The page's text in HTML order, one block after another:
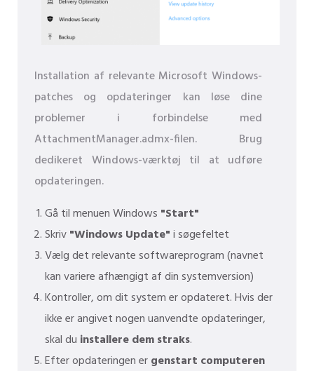
Installation af relevante Microsoft Windows-
patches og opdateringer kan løse dine
problemer i forbindelse med
AttachmentManager.admx-filen. Brug
dedikeret Windows-værktøj til at udføre
opdateringen.
Gå til menuen Windows "Start"
Skriv"Windows Update"i søgefeltet
Vælg det relevante softwareprogram (navnet
kan variere afhængigt af din systemversion)
Kontroller, om dit system er opdateret. Hvis der
ikke er angivet nogen uanvendte opdateringer,
skal du installere dem straks.
Efter opdateringen ergenstart computeren